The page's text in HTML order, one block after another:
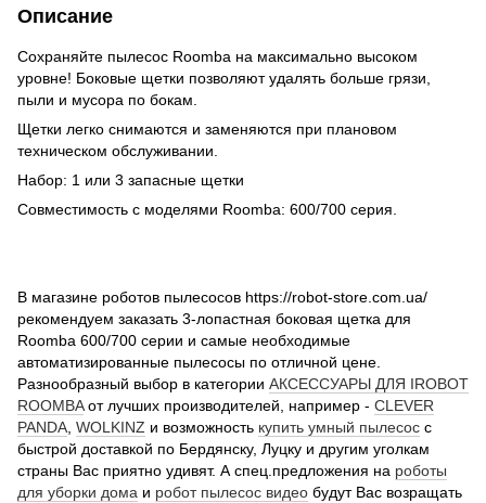
Описание
Сохраняйте пылесос Roomba на максимально высоком
уровне! Боковые щетки позволяют удалять больше грязи,
пыли и мусора по бокам.
Щетки легко снимаются и заменяются при плановом
техническом обслуживании.
Набор: 1 или 3 запасные щетки
Совместимость с моделями Roomba: 600/700 серия.
В магазине роботов пылесосов https://robot-store.com.ua/
рекомендуем заказать 3-лопастная боковая щетка для
Roomba 600/700 серии и самые необходимые
автоматизированные пылесосы по отличной цене.
Разнообразный выбор в категории АКСЕССУАРЫ ДЛЯ IROBOT
ROOMBAот лучших производителей, например - CLEVER
PANDA WOLKINZ и возможность купить умный пылесос с
быстрой доставкой по Бердянску, Луцку и другим уголкам
страны Вас приятно удивят. А спец.предложения на роботы
для уборки дома и робот пылесос видео будут Вас возращать